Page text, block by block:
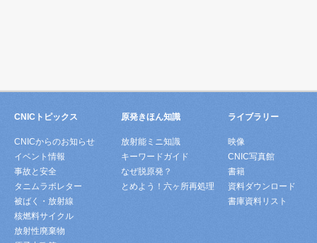
CNICトピックス
CNICからのお知らせ
イベント情報
事故と安全
タニムラボレター
被ばく・放射線
核燃料サイクル
放射性廃棄物
原発きほん知識
放射能ミニ知識
キーワードガイド
なぜ脱原発？
とめよう！六ヶ所再処理
ライブラリー
映像
CNIC写真館
書籍
資料ダウンロード
書庫資料リスト